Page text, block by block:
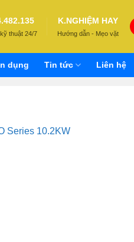
thuật 24/7
K.NGHIỆM HAY
Hướng dẫn - Mẹo vặt
dụng Tin tức Liên hệ
Series 10.2KW